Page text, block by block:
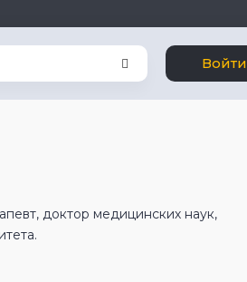
Войти
доктор медицинских наук,